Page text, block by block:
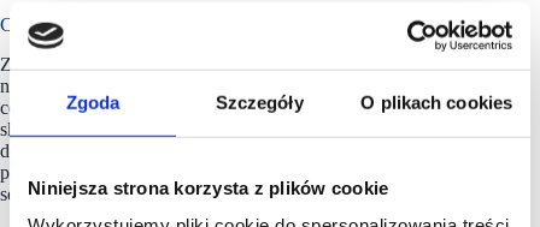
Zgoda Szczegóły O plikach cookies
Niniejsza strona korzysta z plików cookie
Co to oznacza dla branży?
Zwyczaje zakupowe związane ze świętami kształtują dziś
nie tylko ofertę detalistów, ale też strategie producentów. Firmy
coraz częściej wprowadzają limitowane kolekcje produktowe,
skracają cykle wdrożeń i dostosowują komunikację
do emocjonalnego charakteru sezonu świątecznego. Detaliści
przygotowują świąteczne strefy tematyczne, a kategorie
sezonowe stają się integralną częścią grudniowego koszyka.